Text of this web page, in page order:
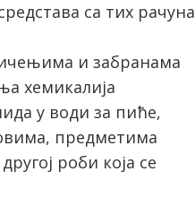
са тих рачуна
и забранама
хемикалија
у води за пиће,
предметима
роби која се